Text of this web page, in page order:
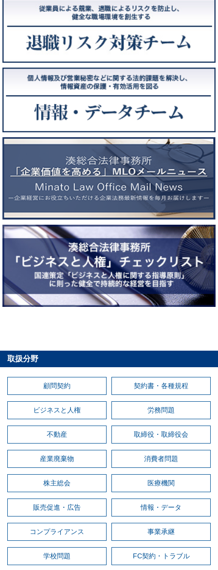
取扱分野
顧問契約 契約書・各種規程
ビジネスと人権 労務問題
不動産 取締役・取締役会
産業廃棄物 消費者問題
株主総会 医療機関
販売促進・広告 情報・データ
コンプライアンス 事業承継
学校問題 FC契約・トラブル